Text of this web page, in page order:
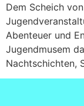
Dem Scheich
Abenteuer und
Jugendmusem
Nachtschichten,